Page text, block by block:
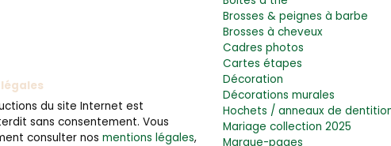
du site Internet est
sans consentement. Vous
consulter nos mentions légales,
Brosses & peignes à barbe
Brosses à cheveux
Cadres photos
Cartes étapes
Décoration
Décorations murales
Hochets / anneaux de
Mariage collection 2025
Marque-pages